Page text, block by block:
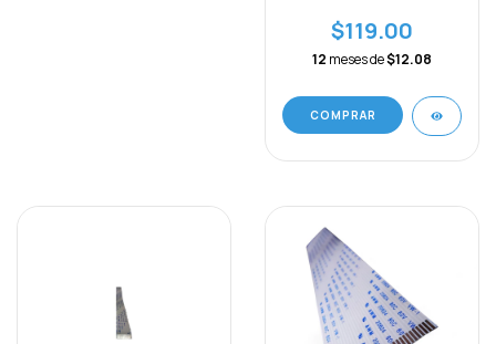
$119.00
12 meses de$12.08